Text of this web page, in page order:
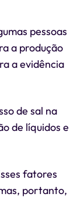
pessoas
a produção
a evidência
de sal na
de líquidos e
fatores
portanto,